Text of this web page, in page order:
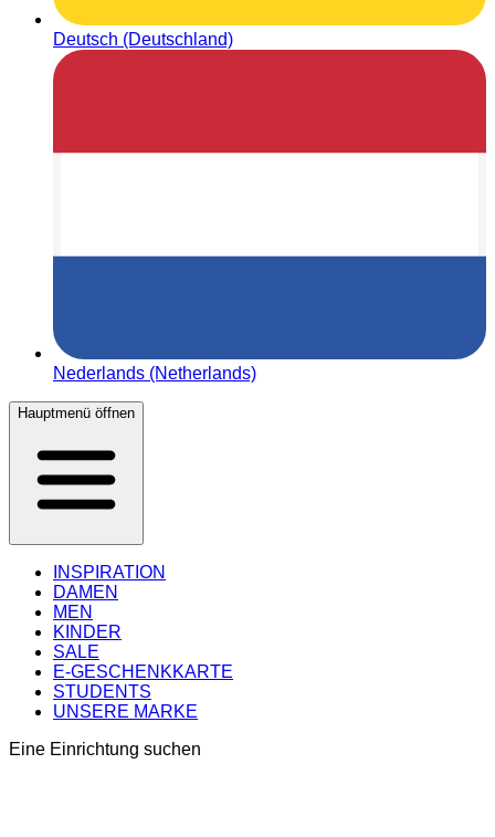
Deutsch (Deutschland)
Nederlands (Netherlands)
Hauptmenü öffnen
INSPIRATION
DAMEN
MEN
KINDER
SALE
E-GESCHENKKARTE
STUDENTS
UNSERE MARKE
Eine Einrichtung suchen